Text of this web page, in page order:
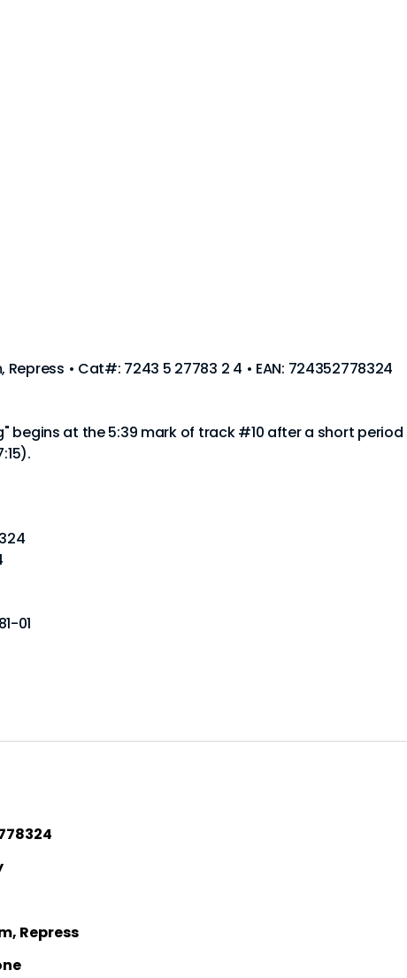
Repress • Cat#: 7243 5 27783 2 4 • EAN: 724352778324
begins at the 5:39 mark of track #10 after a short period
01
Repress